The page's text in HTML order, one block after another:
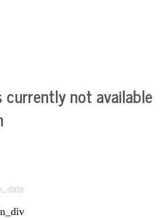
currently not available